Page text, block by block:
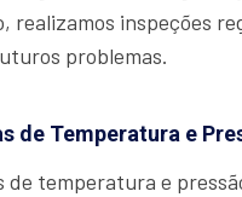
realizamos inspeções
problemas.
de Temperatura e
de temperatura e